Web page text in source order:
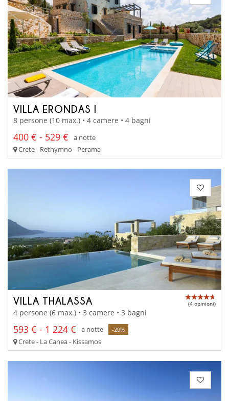
VILLA ERONDAS I
8 persone (10 max.) • 4 camere • 4 bagni
400 € - 529 €
a notte
Crete - Rethymno - Perama
VILLA THALASSA (4 opinioni)
4 persone (6 max.) • 3 camere • 3 bagni
593 € - 1 224 € a notte -20%
Crete - La Canea - Kissamos